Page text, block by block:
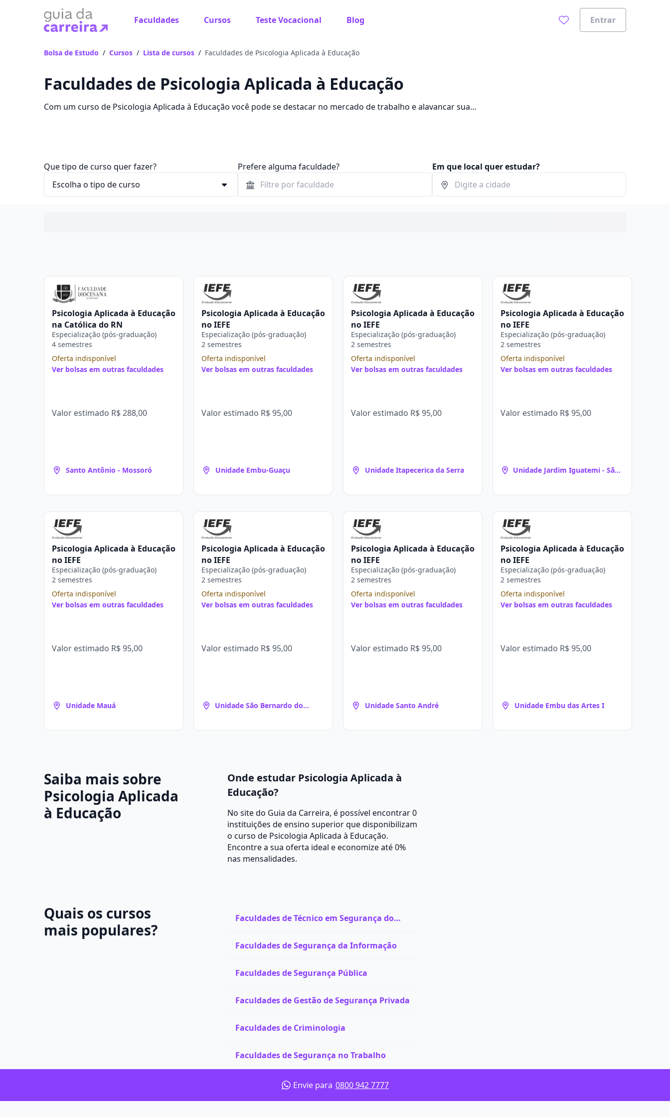
Faculdades Cursos Teste Vocacional Blog Entrar
Bolsa de Estudo / Cursos / Lista de cursos / Faculdades de Psicologia Aplicada à Educação
Faculdades de Psicologia Aplicada à Educação
Com um curso de Psicologia Aplicada à Educação você pode se destacar no mercado de trabalho e alavancar sua
Que tipo de curso quer fazer? Prefere alguma faculdade? Em que local quer estudar?
Psicologia Aplicada à Educação
na Católica do RN
Especialização (pós-graduação)
4 semestres
Oferta indisponível
Ver bolsas em outras faculdades
Valor estimado R$ 288,00
Santo Antônio - Mossoró
Psicologia Aplicada à Educação
no IEFE
Especialização (pós-graduação)
2 semestres
Oferta indisponível
Ver bolsas em outras faculdades
Valor estimado R$ 95,00
Unidade Embu-Guaçu
Psicologia Aplicada à Educação
no IEFE
Especialização (pós-graduação)
2 semestres
Oferta indisponível
Ver bolsas em outras faculdades
Valor estimado R$ 95,00
Unidade Itapecerica da Serra
Psicologia Aplicada à Educação
no IEFE
Especialização (pós-graduação)
2 semestres
Oferta indisponível
Ver bolsas em outras faculdades
Valor estimado R$ 95,00
Unidade Jardim Iguatemi - São
Psicologia Aplicada à Educação
no IEFE
Especialização (pós-graduação)
2 semestres
Oferta indisponível
Ver bolsas em outras faculdades
Valor estimado R$ 95,00
Unidade Mauá
Psicologia Aplicada à Educação
no IEFE
Especialização (pós-graduação)
2 semestres
Oferta indisponível
Ver bolsas em outras faculdades
Valor estimado R$ 95,00
Unidade São Bernardo do
Psicologia Aplicada à Educação
no IEFE
Especialização (pós-graduação)
2 semestres
Oferta indisponível
Ver bolsas em outras faculdades
Valor estimado R$ 95,00
Unidade Santo André
Psicologia Aplicada à Educação
no IEFE
Especialização (pós-graduação)
2 semestres
Oferta indisponível
Ver bolsas em outras faculdades
Valor estimado R$ 95,00
Unidade Embu das Artes I
Saiba mais sobre
Psicologia Aplicada
à Educação
Onde estudar Psicologia Aplicada à
Educação?
No site do Guia da Carreira, é possível encontrar 0
instituições de ensino superior que disponibilizam
o curso de Psicologia Aplicada à Educação.
Encontre a sua oferta ideal e economize até 0%
nas mensalidades.
Quais os cursos
mais populares?
Faculdades de Técnico em Segurança do
Faculdades de Segurança da Informação
Faculdades de Segurança Pública
Faculdades de Gestão de Segurança Privada
Faculdades de Criminologia
Faculdades de Segurança no Trabalho
Envie para 0800 942 7777